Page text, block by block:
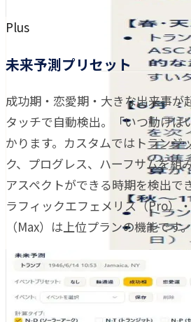
Plus
未来予測プリセット
成功期・恋愛期・大きな出来事が
タッチで自動検出。「いつ動けば
かります。カスタムではトランジ
ク、プログレス、ハーフサムを組
アスペクトができる時期を検出
ラフィックエフェメリス（Pro）
（Max）は上位プランの機能です